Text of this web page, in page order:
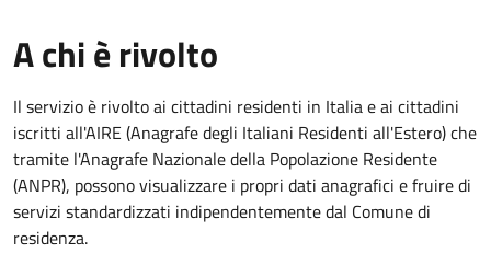
A chi è rivolto
Il servizio è rivolto ai cittadini residenti in Italia e ai cittadini
iscritti all'AIRE (Anagrafe degli Italiani Residenti all'Estero) che
tramite l'Anagrafe Nazionale della Popolazione Residente
(ANPR), possono visualizzare i propri dati anagrafici e fruire di
servizi standardizzati indipendentemente dal Comune di
residenza.